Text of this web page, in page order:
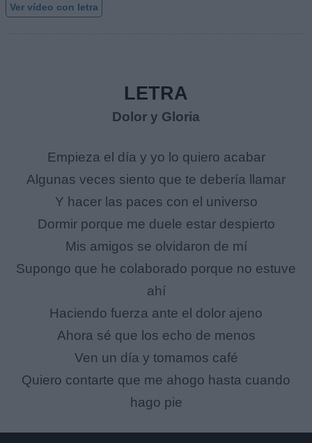
Ver vídeo con letra
LETRA
Dolor y Gloria
Empieza el día y yo lo quiero acabar
Algunas veces siento que te debería llamar
Y hacer las paces con el universo
Dormir porque me duele estar despierto
Mis amigos se olvidaron de mí
Supongo que he colaborado porque no estuve
ahí
Haciendo fuerza ante el dolor ajeno
Ahora sé que los echo de menos
Ven un día y tomamos café
Quiero contarte que me ahogo hasta cuando
hago pie